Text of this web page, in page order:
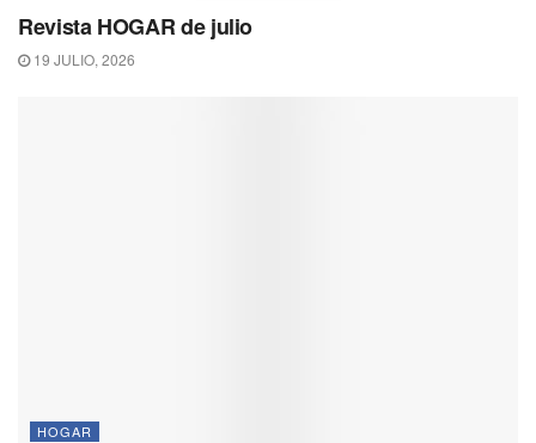
Revista HOGAR de julio
19 JULIO, 2026
HOGAR